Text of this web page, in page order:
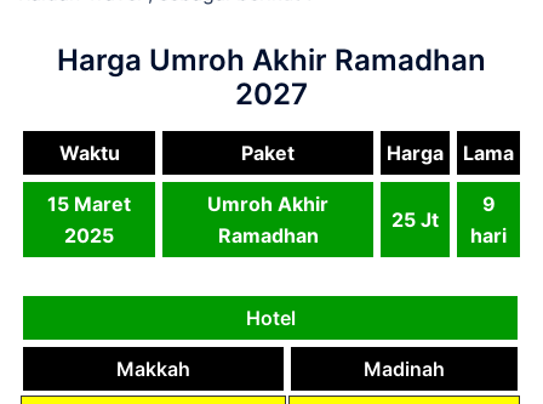
Harga Umroh Akhir Ramadhan
2027
Waktu Paket Harga Lama
15 Maret
2025
Umroh Akhir
Ramadhan
25 Jt
9
hari
Hotel
Makkah Madinah